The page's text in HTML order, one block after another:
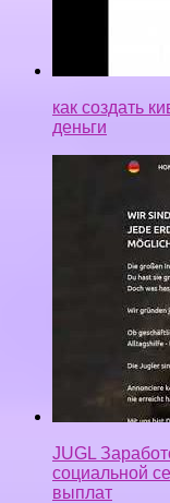
как создать
деньги
JUGL
социальной
выплат